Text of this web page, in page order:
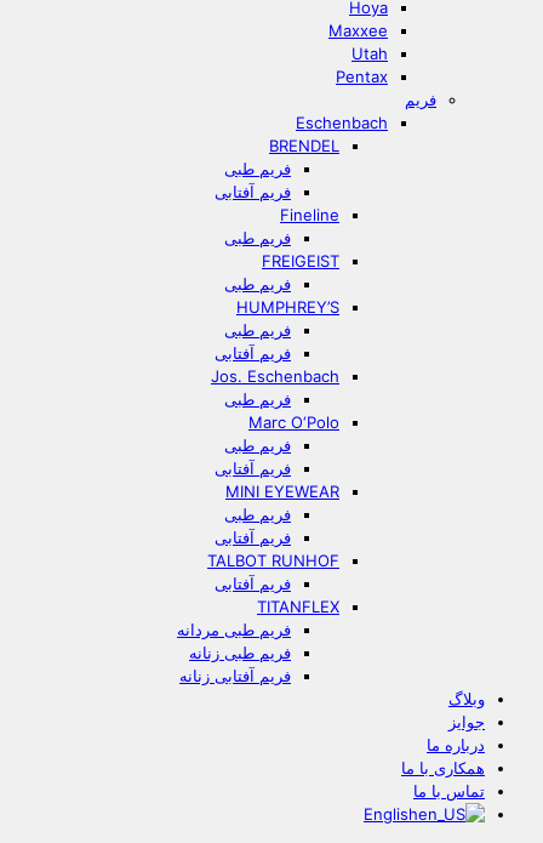
Hoya
Maxxee
Utah
Pentax
فریم
Eschenbach
BRENDEL
فریم طبی
فریم آفتابی
Fineline
فریم طبی
FREIGEIST
فریم طبی
HUMPHREY’S
فریم طبی
فریم آفتابی
Jos. Eschenbach
فریم طبی
Marc O‘Polo
فریم طبی
فریم آفتابی
MINI EYEWEAR
فریم طبی
فریم آفتابی
TALBOT RUNHOF
فریم آفتابی
TITANFLEX
فریم طبی مردانه
فریم طبی زنانه
فریم آفتابی زنانه
وبلاگ
جوایز
درباره ما
همکاری با ما
تماس با ما
English